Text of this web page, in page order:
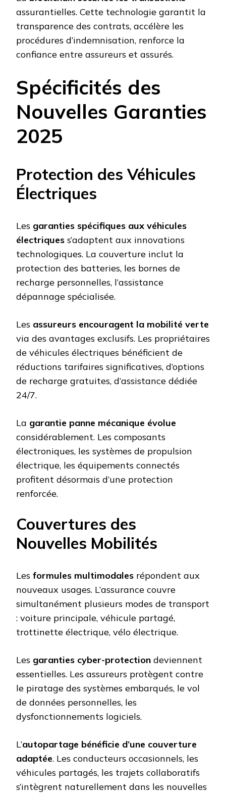
assurantielles. Cette technologie garantit la
transparence des contrats, accélère les
procédures d’indemnisation, renforce la
confiance entre assureurs et assurés.
Spécificités des
Nouvelles Garanties
2025
Protection des Véhicules
Électriques
Les garanties spécifiques aux véhicules
électriques s’adaptent aux innovations
technologiques. La couverture inclut la
protection des batteries, les bornes de
recharge personnelles, l’assistance
dépannage spécialisée.
Les assureurs encouragent la mobilité verte
via des avantages exclusifs. Les propriétaires
de véhicules électriques bénéficient de
réductions tarifaires significatives, d’options
de recharge gratuites, d’assistance dédiée
24/7.
La garantie panne mécanique évolue
considérablement. Les composants
électroniques, les systèmes de propulsion
électrique, les équipements connectés
profitent désormais d’une protection
renforcée.
Couvertures des
Nouvelles Mobilités
Les formules multimodales répondent aux
nouveaux usages. L’assurance couvre
simultanément plusieurs modes de transport
: voiture principale, véhicule partagé,
trottinette électrique, vélo électrique.
Les garanties cyber-protection deviennent
essentielles. Les assureurs protègent contre
le piratage des systèmes embarqués, le vol
de données personnelles, les
dysfonctionnements logiciels.
L’autopartage bénéficie d’une couverture
adaptée. Les conducteurs occasionnels, les
véhicules partagés, les trajets collaboratifs
s’intègrent naturellement dans les nouvelles